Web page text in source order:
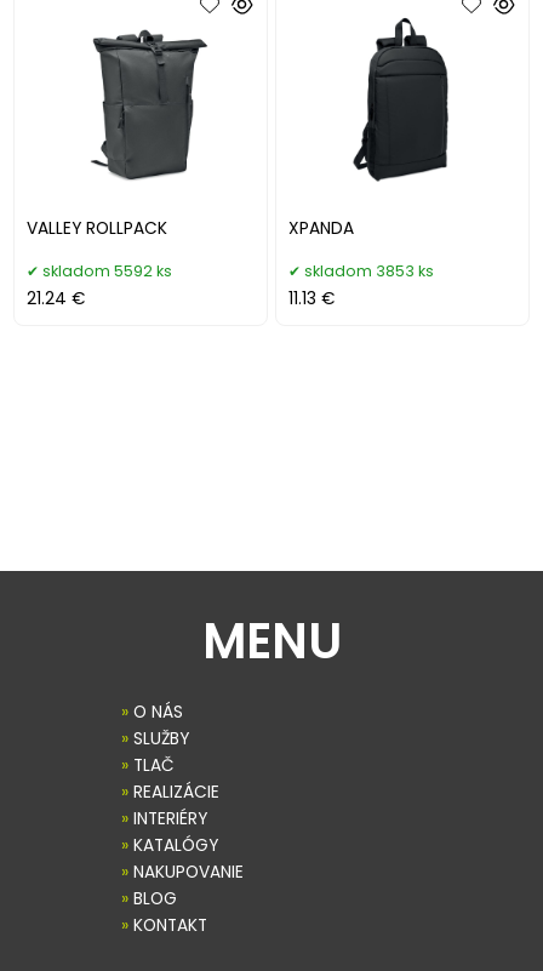
VALLEY ROLLPACK
skladom 5592 ks
21.24 €
XPANDA
skladom 3853 ks
11.13 €
MENU
» O NÁS
» SLUŽBY
» TLAČ
» REALIZÁCIE
» INTERIÉRY
» KATALÓGY
» NAKUPOVANIE
» BLOG
» KONTAKT